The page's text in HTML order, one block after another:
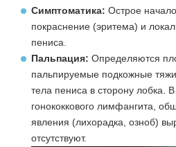
Симптоматика: Острое
покраснение (эритема) и
пениса.
Пальпация: Определяются
пальпируемые подкожные
тела пениса в сторону лобка.
гонококкового лимфангита,
явления (лихорадка, озноб)
отсутствуют.